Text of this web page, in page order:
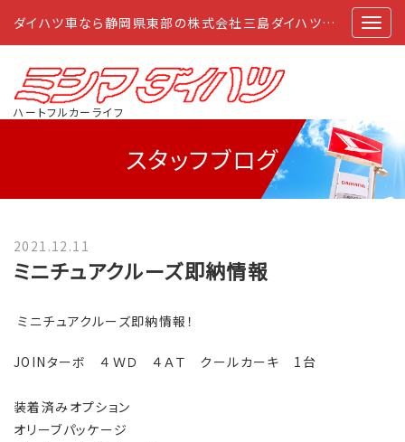
ダイハツ車なら静岡県東部の株式会社三島ダイハツにおまかせ
ハートフルカーライフ
スタッフブログ
2021.12.11
ミニチュアクルーズ即納情報
ミニチュアクルーズ即納情報！
JOINターボ ４ＷＤ ４ＡＴ クールカーキ 1台
装着済みオプション
オリーブパッケージ